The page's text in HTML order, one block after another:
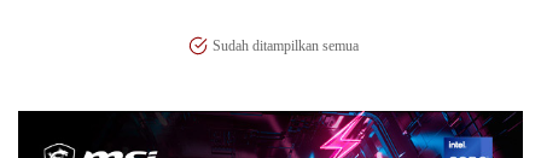
Sudah ditampilkan semua